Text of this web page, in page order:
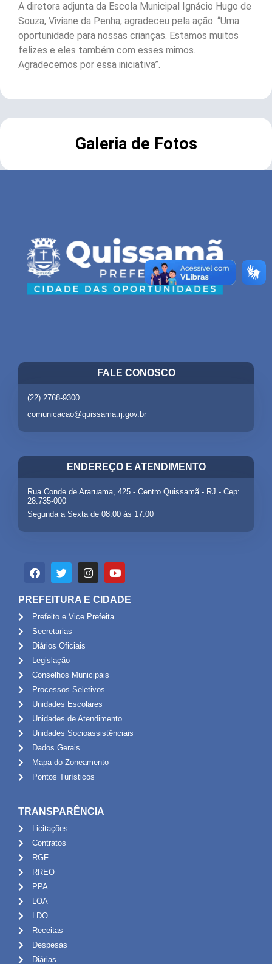
A diretora adjunta da Escola Municipal Ignácio Hugo de
Souza, Viviane da Penha, agradeceu pela ação. “Uma
oportunidade para nossas crianças. Estamos muitos
felizes e eles também com esses mimos.
Agradecemos por essa iniciativa”.
Galeria de Fotos
FALE CONOSCO
(22) 2768-9300
comunicacao@quissama.rj.gov.br
ENDEREÇO E ATENDIMENTO
Rua Conde de Araruama, 425 - Centro Quissamã - RJ - Cep:
28.735-000
Segunda a Sexta de 08:00 às 17:00
PREFEITURA E CIDADE
Prefeito e Vice Prefeita
Secretarias
Diários Oficiais
Legislação
Conselhos Municipais
Processos Seletivos
Unidades Escolares
Unidades de Atendimento
Unidades Socioassistênciais
Dados Gerais
Mapa do Zoneamento
Pontos Turísticos
TRANSPARÊNCIA
Licitações
Contratos
RGF
RREO
PPA
LOA
LDO
Receitas
Despesas
Diárias